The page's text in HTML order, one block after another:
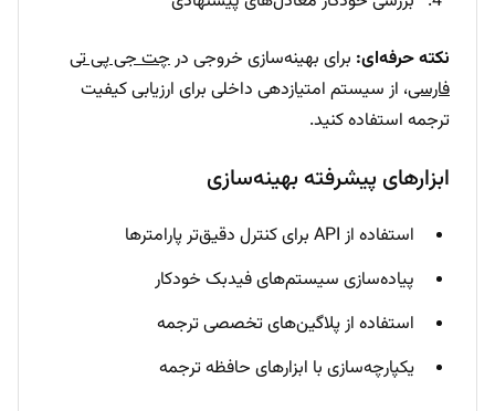
نکته حرفه‌ای: برای بهینه‌سازی خروجی درچت جی پی تی
فارسی، از سیستم امتیازدهی داخلی برای ارزیابی کیفیت
ترجمه استفاده کنید.
ابزارهای پیشرفته بهینه‌سازی
استفاده از API برای کنترل دقیق‌تر پارامترها
پیاده‌سازی سیستم‌های فیدبک خودکار
استفاده از پلاگین‌های تخصصی ترجمه
یکپارچه‌سازی با ابزارهای حافظه ترجمه